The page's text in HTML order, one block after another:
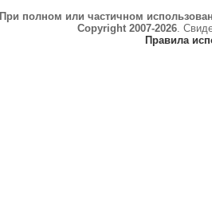
При полном или частичном
Copyright 2007-2026.
Правила